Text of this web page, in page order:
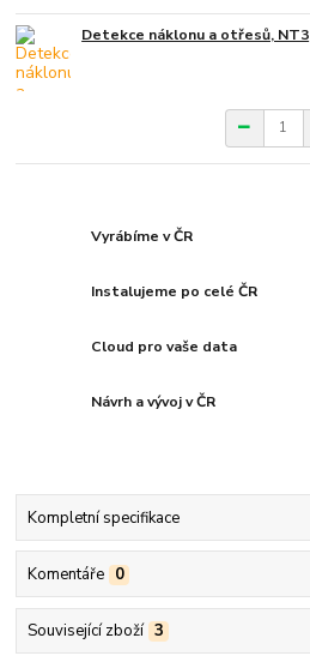
Detekce náklonu a otřesů, NT3
Vyrábíme v ČR
Instalujeme po celé ČR
Cloud pro vaše data
Návrh a vývoj v ČR
Kompletní specifikace
Komentáře 0
Související zboží 3